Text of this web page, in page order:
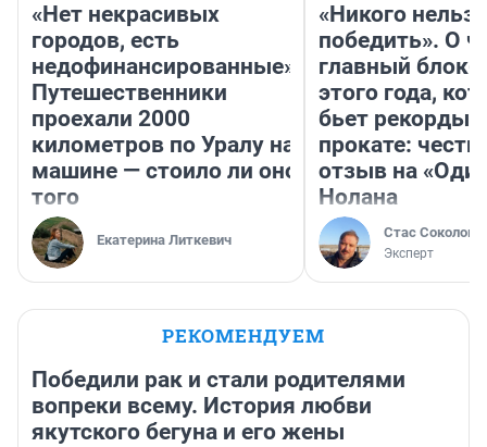
«Нет некрасивых
городов, есть
недофинансированные».
Путешественники
проехали 2000
километров по Уралу на
машине — стоило ли оно
того
Екатерина Литкевич
«Никого нельзя
победить». О
главный
этого года,
бьет рекорды в
прокате:
отзыв на
Нолана
Стас Соколов
Эксперт
РЕКОМЕНДУЕМ
Победили рак и стали родителями
вопреки всему. История любви
якутского бегуна и его жены